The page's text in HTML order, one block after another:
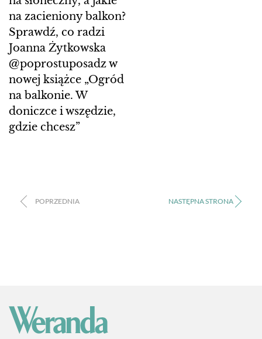
na zacieniony balkon?
Sprawdź, co radzi
Joanna Żytkowska
@poprostuposadz w
nowej książce „Ogród
na balkonie. W
doniczce i wszędzie,
gdzie chcesz”